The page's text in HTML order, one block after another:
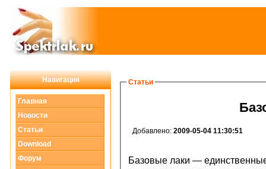
Навигация
Главная
Новости
Статьи
Download
Форум
Статьи
Добавлено: 2009-05-04 11:30:51
Базовые лаки —